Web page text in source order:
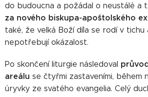
do budoucna a požádal o neustálé a
za nového biskupa-apoštolského
také, že velká Boží díla se rodí v
nepotřebují okázalost.
Po skončení liturgie následoval
areálu se čtyřmi zastaveními, během
úryvky ze svatého evangelia. Celý